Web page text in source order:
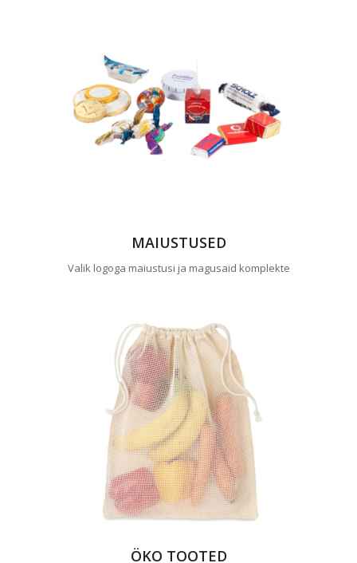
MAIUSTUSED
Valik logoga maiustusi ja magusaid komplekte
ÖKO TOOTED